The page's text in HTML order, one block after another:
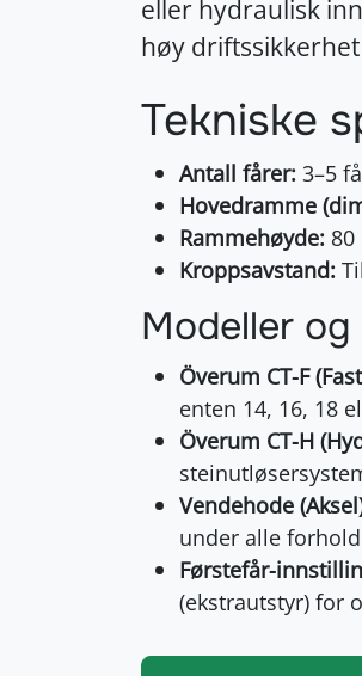
eller hydraulisk
høy
Tekniske
Antall fårer: 3–5
Hovedramme
Rammehøyde: 80
Kroppsavstand:
Modeller
Överum CT-F
enten 14, 16, 18
Överum CT-H
Vendehode
under alle
Førstefår-
(ekstrautstyr) for